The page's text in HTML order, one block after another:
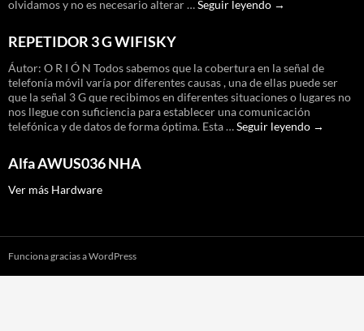
olvidamos y no es necesario alterar …Seguir leyendo Parchear
de
dispositivos
ath9k
→
REPETIDOR 3 G WIFISKY
Áutor: O R I Ó N Todos sabemos que la cobertura en la señal de
telefonía móvil varía por diferentes causas , una de ellas puede ser
que la señal 3 G que recibimos en diferentes situaciones o lugares no
nos llegue con suficiencia para establecer una comunicación
telefónica y de datos de forma óptima. Esta …Seguir leyendo →
Alfa AWUS036 NHA
Ver más Hardware
Funciona gracias a WordPress